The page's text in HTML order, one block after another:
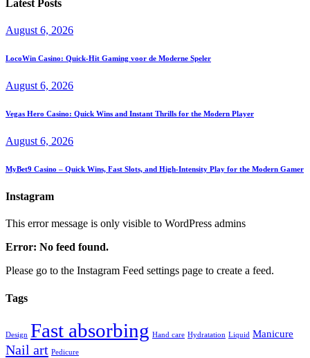
Latest Posts
August 6, 2026
LocoWin Casino: Quick‑Hit Gaming voor de Moderne Speler
August 6, 2026
Vegas Hero Casino: Quick Wins and Instant Thrills for the Modern Player
August 6, 2026
MyBet9 Casino – Quick Wins, Fast Slots, and High‑Intensity Play for the Modern Gamer
Instagram
This error message is only visible to WordPress admins
Error: No feed found.
Please go to the Instagram Feed settings page to create a feed.
Tags
Design Fast absorbing Hand care Hydratation Liquid Manicure
Nail art Pedicure